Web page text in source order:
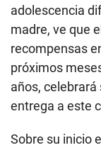
adolescencia
madre, ve que
recompensas
próximos
años, celebrará
entrega a este
Sobre su inicio